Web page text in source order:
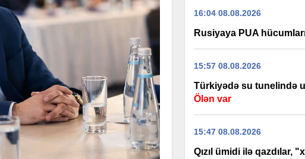
16:04 08.08.2026
Rusiyaya PUA
15:57 08.08.2026
Türkiyədə su tunelində
Ölən var
15:47 08.08.2026
Qızıl ümidi ilə qazdılar,